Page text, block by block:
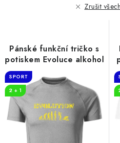
u
k
t
ů
d
u
k
t
ů
Zrušit
Pánské funkční tričko s
potiskem Evoluce alkohol
SPORT
2 + 1